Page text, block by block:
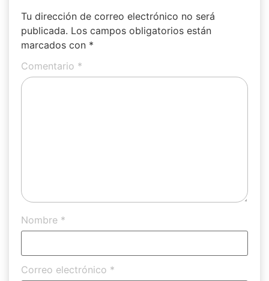
Tu dirección de correo electrónico no será
publicada. Los campos obligatorios están
marcados con *
Comentario *
Nombre *
Correo electrónico *